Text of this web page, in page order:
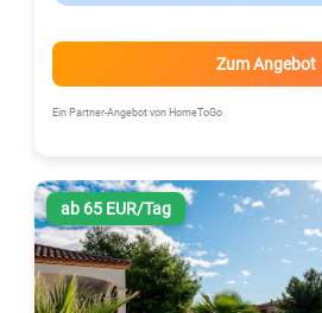
Zum Angebot
Ein Partner-Angebot von HomeToGo
ab 65 EUR/Tag